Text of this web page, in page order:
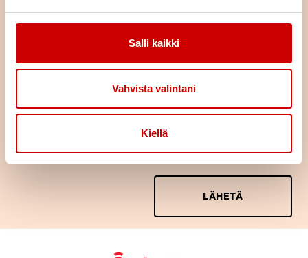
Salli kaikki
Vahvista valintani
Kiellä
Viesti